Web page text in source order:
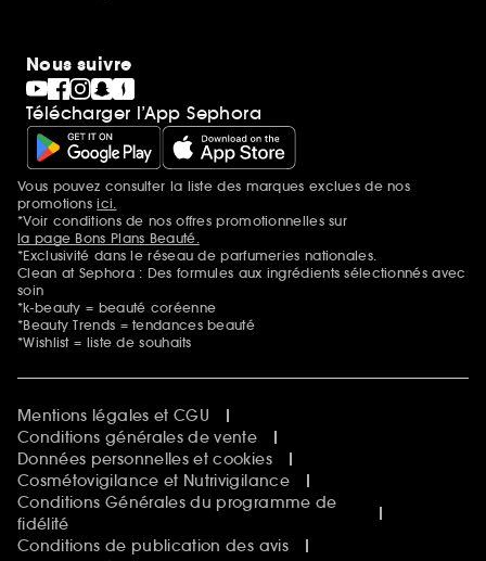
Nous suivre
Télécharger l’App Sephora
Mentions additionnelles
Vous pouvez consulter la liste des marques exclues de nos
promotionsici.
*Voir conditions de nos offres promotionnelles sur
la page Bons Plans Beauté.
*Exclusivité dans le réseau de parfumeries nationales.
Clean at Sephora : Des formules aux ingrédients sélectionnés avec
soin
*k-beauty = beauté coréenne
*Beauty Trends = tendances beauté
*Wishlist = liste de souhaits
Mentions légales et CGU
Conditions générales de vente
Données personnelles et cookies
Cosmétovigilance et Nutrivigilance
Conditions Générales du programme de
fidélité
Conditions de publication des avis